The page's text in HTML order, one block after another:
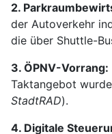
2.
der Autoverkehr
die über Shuttle-
3. ÖPNV-Vorrang:
Taktangebot
StadtRAD).
4. Digitale